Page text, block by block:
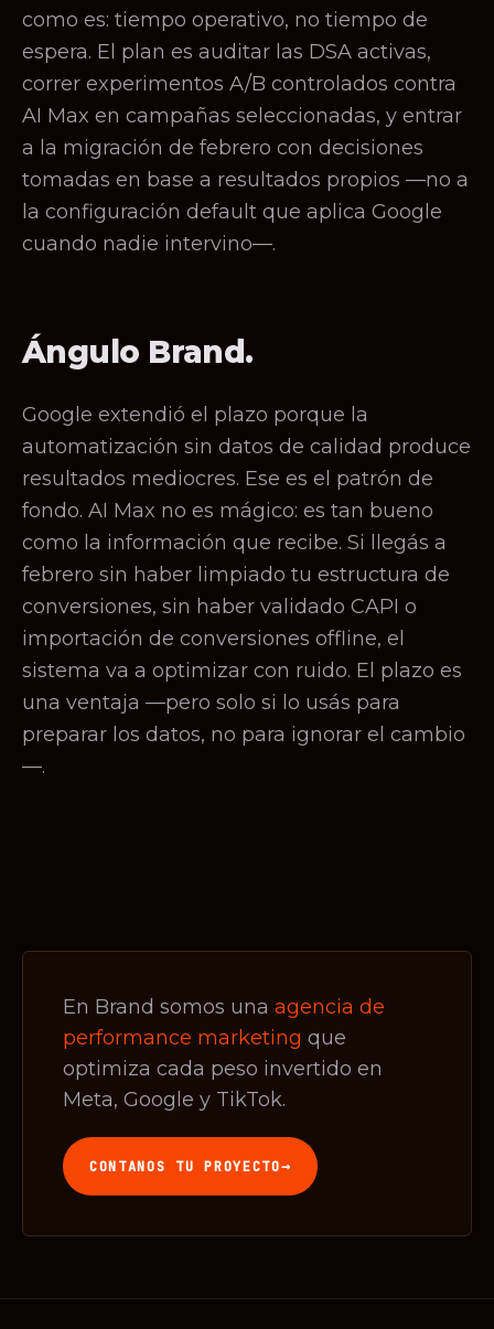
como es: tiempo operativo, no tiempo de
espera. El plan es auditar las DSA activas,
correr experimentos A/B controlados contra
AI Max en campañas seleccionadas, y entrar
a la migración de febrero con decisiones
tomadas en base a resultados propios —no a
la configuración default que aplica Google
cuando nadie intervino—.
Ángulo Brand.
Google extendió el plazo porque la
automatización sin datos de calidad produce
resultados mediocres. Ese es el patrón de
fondo. AI Max no es mágico: es tan bueno
como la información que recibe. Si llegás a
febrero sin haber limpiado tu estructura de
conversiones, sin haber validado CAPI o
importación de conversiones offline, el
sistema va a optimizar con ruido. El plazo es
una ventaja —pero solo si lo usás para
preparar los datos, no para ignorar el cambio
—.
En Brand somos una agencia de
performance marketing que
optimiza cada peso invertido en
Meta, Google y TikTok.
CONTANOS TU PROYECTO→